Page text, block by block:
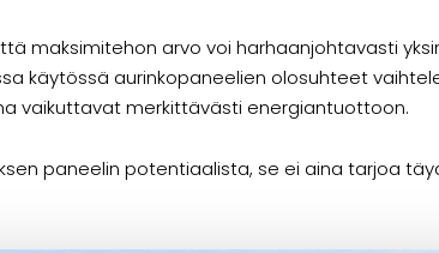
maksimitehon arvo voi harhaanjohtavasti
käytössä aurinkopaneelien olosuhteet
vaikuttavat merkittävästi energiantuottoon.
paneelin potentiaalista, se ei aina tarjoa